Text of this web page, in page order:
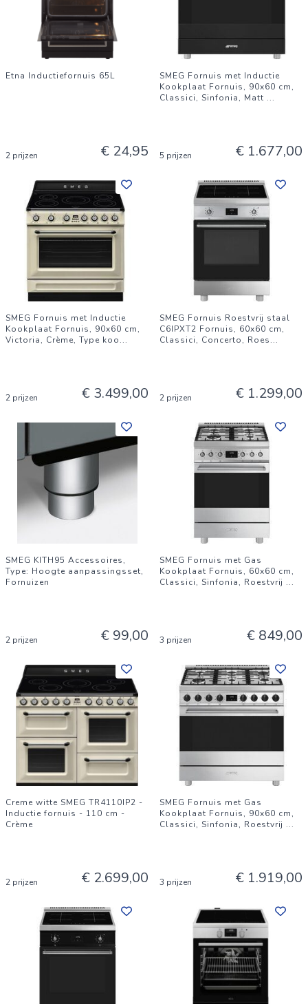
Etna Inductiefornuis 65L
2 prijzen € 24,95
SMEG Fornuis met Inductie
Kookplaat Fornuis, 90x60 cm,
Classici, Sinfonia, Matt ...
5 prijzen € 1.677,00
SMEG Fornuis met Inductie
Kookplaat Fornuis, 90x60 cm,
Victoria, Crème, Type koo...
2 prijzen € 3.499,00
SMEG Fornuis Roestvrij staal
C6IPXT2 Fornuis, 60x60 cm,
Classici, Concerto, Roes...
2 prijzen € 1.299,00
SMEG KITH95 Accessoires,
Type: Hoogte aanpassingsset,
Fornuizen
2 prijzen € 99,00
SMEG Fornuis met Gas
Kookplaat Fornuis, 60x60 cm,
Classici, Sinfonia, Roestvrij ...
3 prijzen € 849,00
Creme witte SMEG TR4110IP2 -
Inductie fornuis - 110 cm -
Crème
2 prijzen € 2.699,00
SMEG Fornuis met Gas
Kookplaat Fornuis, 90x60 cm,
Classici, Sinfonia, Roestvrij ...
3 prijzen € 1.919,00